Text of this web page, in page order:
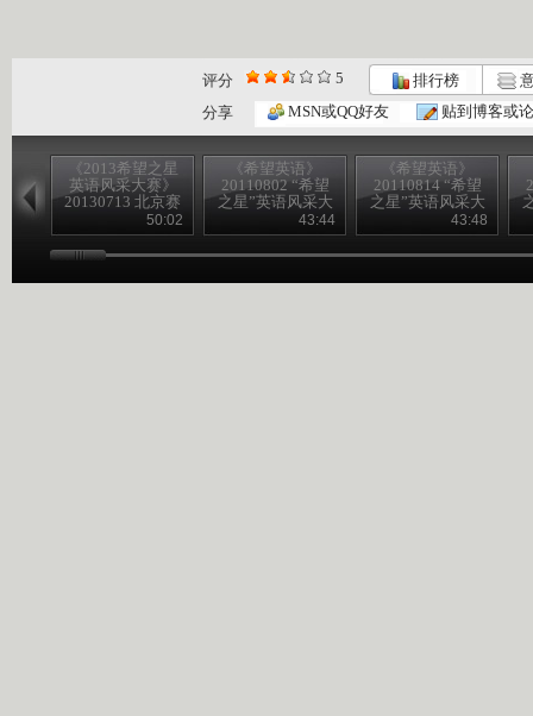
评分 5 排行榜
分享
MSN或QQ好友 贴到博客或
《2013希望之星
英语风采大赛》
20130713 北京赛
50:02
《希望英语》
20110802 “希望
之星”英语风采大
赛小学组十晋五
（2）
43:44
《希望英语》
20110814 “希望
之星”英语风采大
赛颁奖典礼43:48